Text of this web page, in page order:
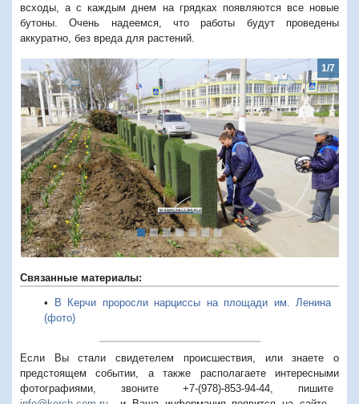
всходы, а с каждым днем на грядках появляются все новые
бутоны. Очень надеемся, что работы будут проведены
аккуратно, без вреда для растений.
1/7
Предыдущий
Связанные материалы:
•
В Керчи проросли нарциссы на площади им. Ленина
(фото)
Если Вы стали свидетелем происшествия, или знаете о
предстоящем событии, а также располагаете интересными
фотографиями, звоните +7-(978)-853-94-44, пишите